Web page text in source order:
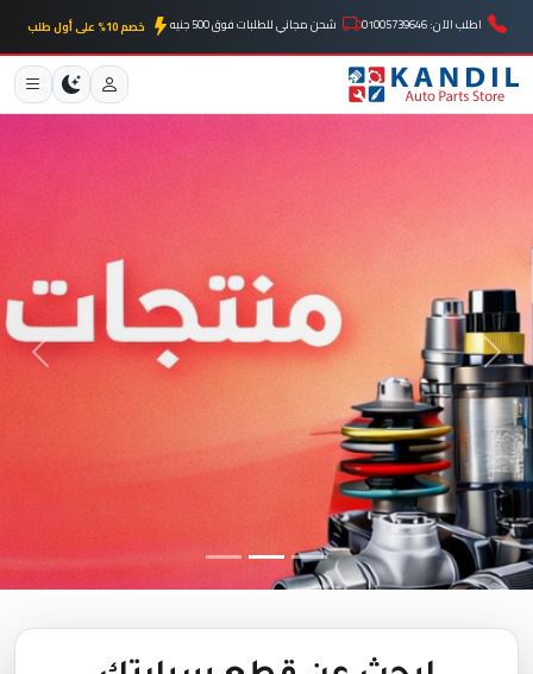
اطلب الآن: 01005739646 شحن مجاني للطلبات فوق 500 جنيه خصم 10% على أول طلب